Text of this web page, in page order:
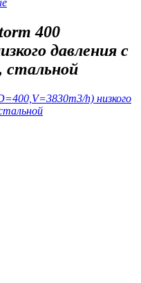
400
давления с
стальной